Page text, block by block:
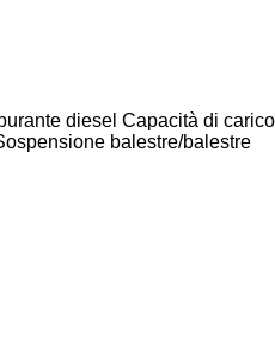
diesel Capacità di carico
balestre/balestre